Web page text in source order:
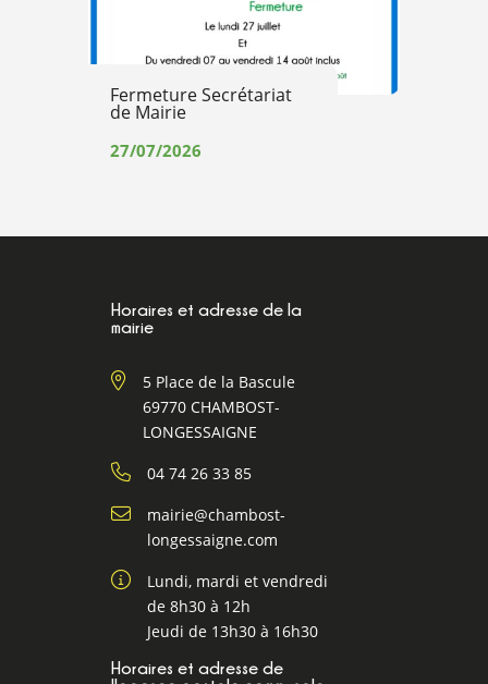
Fermeture Secrétariat
de Mairie
27/07/2026
Horaires et adresse de la
mairie
5 Place de la Bascule
69770 CHAMBOST-
LONGESSAIGNE
04 74 26 33 85
mairie@chambost-
longessaigne.com
Lundi, mardi et vendredi
de 8h30 à 12h
Jeudi de 13h30 à 16h30
Horaires et adresse de